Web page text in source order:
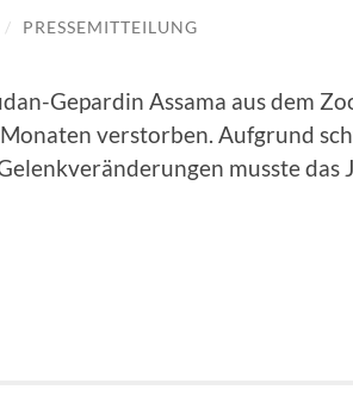
/ PRESSEMITTEILUNG
Gepardin Assama aus dem
verstorben. Aufgrund
musste das